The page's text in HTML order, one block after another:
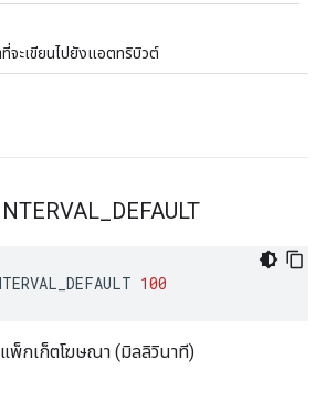
จะเขียนไปยังแอตทริบิวต์
DEFAULT
100
แพ็กเก็ตโฆษณา (มิลลิวินาที)